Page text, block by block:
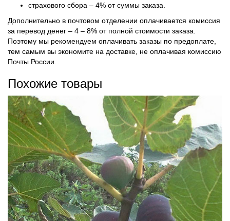
страхового сбора – 4% от суммы заказа.
Дополнительно в почтовом отделении оплачивается комиссия
за перевод денег – 4 – 8% от полной стоимости заказа.
Поэтому мы рекомендуем оплачивать заказы по предоплате,
тем самым вы экономите на доставке, не оплачивая комиссию
Почты России.
Похожие товары